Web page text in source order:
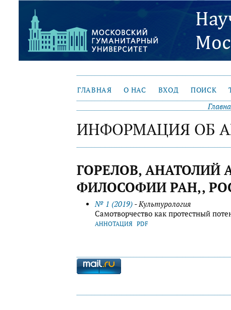
ГЛАВНАЯ О НАС ВХОД ПОИСК
ИНФОРМАЦИЯ ОБ
ГОРЕЛОВ, АНАТОЛИЙ
ФИЛОСОФИИ РАН,,
№ 1 (2019) - Культурология
Самотворчество как протестный
АННОТАЦИЯ PDF